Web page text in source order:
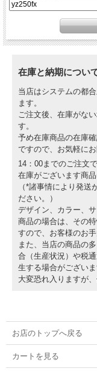
在庫と納期につい
当店はシステムの都
ます。
ご注文後、在庫がな
す。
予め在庫商品の在庫
ですので、お気軽にお
14：00までのご注文
在庫がございます商
（*諸事情により発送
ださい。）
デザイン、カラー、
商品の場合は、その
すので、お客様のお
また、当店の商品の
合（生産状況）や税
生する場合がございま
大変恐れ入りますが
お店のトップへ戻る
カートを見る